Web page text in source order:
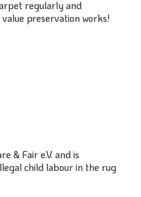
regularly and
preservation works!
& Fair e.V. and is
child labour in the rug